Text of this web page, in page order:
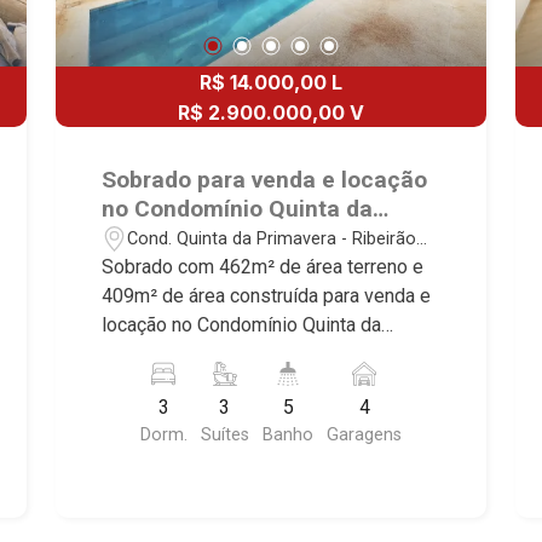
R$ 14.000,00 L
R$ 2.900.000,00 V
Sobrado para venda e locação
no Condomínio Quinta da
Primavera, próximo ao Jaú
Serve Supermercados -
Ribeirão Preto/SP.
Cond. Quinta da Primavera - Ribeirão
Preto/SP
Sobrado com 462m² de área terreno e
409m² de área construída para venda e
locação no Condomínio Quinta da
Supermercados - Bairro Cond. Quinta da
Primavera, Ribeirão Preto/SP. Conheça
as características deste imóvel que a
3
Dorm.
3
Suítes
5
Banho
4
Garagens